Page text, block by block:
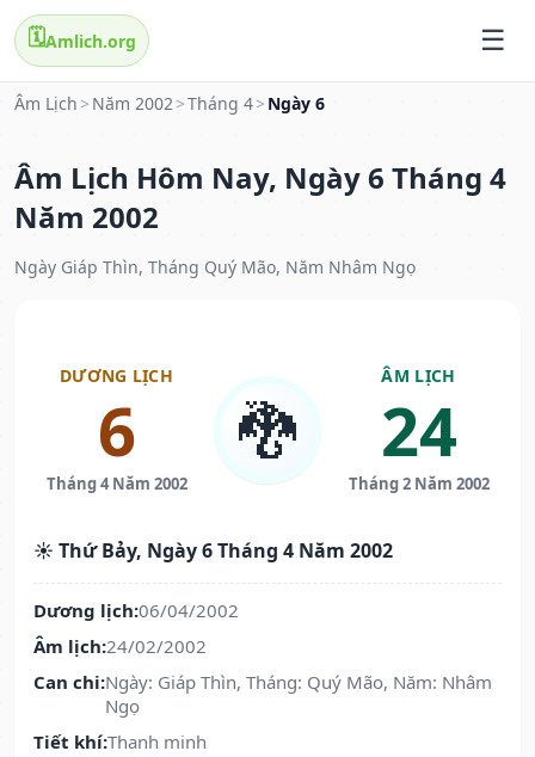
🗓️Amlich.org
Âm Lịch > Năm 2002>Tháng 4> Ngày 6
Âm Lịch Hôm Nay, Ngày 6 Tháng 4
Năm 2002
Ngày Giáp Thìn, Tháng Quý Mão, Năm Nhâm Ngọ
DƯƠNG LỊCH
6
Tháng 4 Năm 2002
🐉
ÂM LỊCH
24
Tháng 2 Năm 2002
☀️ Thứ Bảy, Ngày 6 Tháng 4 Năm 2002
Dương lịch:06/04/2002
Âm lịch:24/02/2002
Can chi:Ngày: Giáp Thìn, Tháng: Quý Mão, Năm: Nhâm
Ngọ
Tiết khí:Thanh minh